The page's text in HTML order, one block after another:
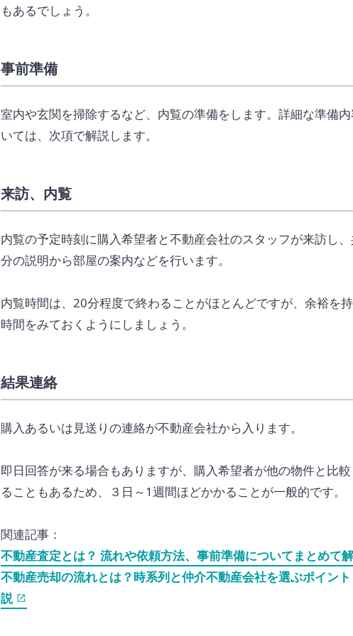
もあるでしょう。
事前準備
室内や玄関を掃除するなど、内覧の準備をします。詳細な準備
いては、次項で解説します。
来訪、内覧
内覧の予定時刻に購入希望者と不動産会社のスタッフが来訪し
分の説明から部屋の案内などを行います。
内覧時間は、20分程度で終わることがほとんどですが、余裕を
時間をみておくようにしましょう。
結果連絡
購入あるいは見送りの連絡が不動産会社から入ります。
即日回答が来る場合もありますが、購入希望者が他の物件と比
ることもあるため、３日～1週間ほどかかることが一般的です。
関連記事：
不動産査定とは？ 流れや依頼方法、事前準備についてまとめて
不動産売却の流れとは？時系列と仲介不動産会社を選ぶポイン
説